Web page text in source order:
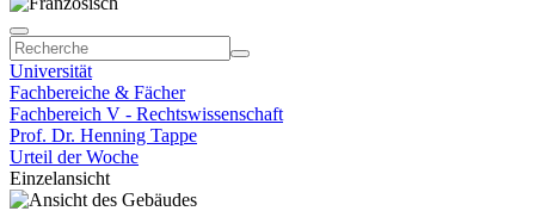
Universität
Fachbereiche & Fächer
Fachbereich V - Rechtswissenschaft
Prof. Dr. Henning Tappe
Urteil der Woche
Einzelansicht